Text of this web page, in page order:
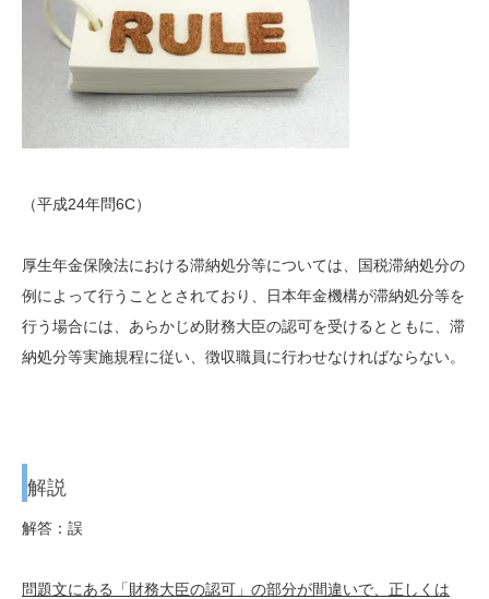
（平成24年問6C）
厚生年金保険法における滞納処分等については、国税滞納処分の
例によって行うこととされており、日本年金機構が滞納処分等を
行う場合には、あらかじめ財務大臣の認可を受けるとともに、滞
納処分等実施規程に従い、徴収職員に行わせなければならない。
解説
解答：誤
問題文にある「財務大臣の認可」の部分が間違いで、正しくは